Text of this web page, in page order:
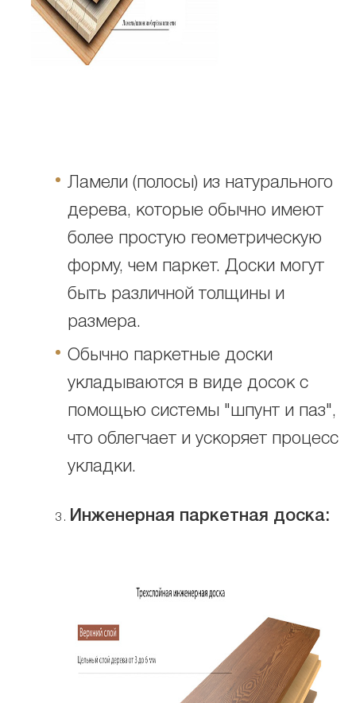
Ламели (полосы) из натурального
дерева, которые обычно имеют
более простую геометрическую
форму, чем паркет. Доски могут
быть различной толщины и
размера.
Обычно паркетные доски
укладываются в виде досок с
помощью системы "шпунт и паз",
что облегчает и ускоряет процесс
укладки.
Инженерная паркетная доска: